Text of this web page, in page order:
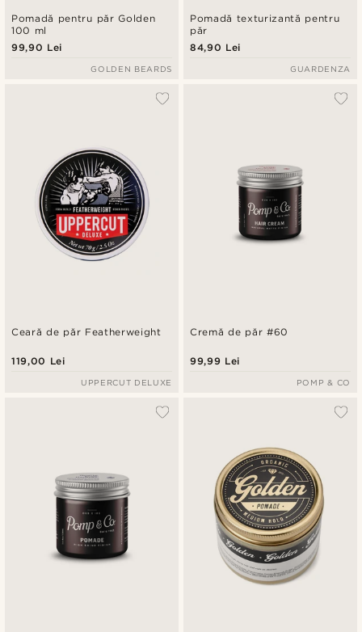
Pomadă pentru păr Golden
100 ml
99,90 Lei
GOLDEN BEARDS
Pomadă texturizantă pentru
păr
84,90 Lei
GUARDENZA
Ceară de păr Featherweight
119,00 Lei
UPPERCUT DELUXE
Cremă de păr #60
99,99 Lei
POMP & CO